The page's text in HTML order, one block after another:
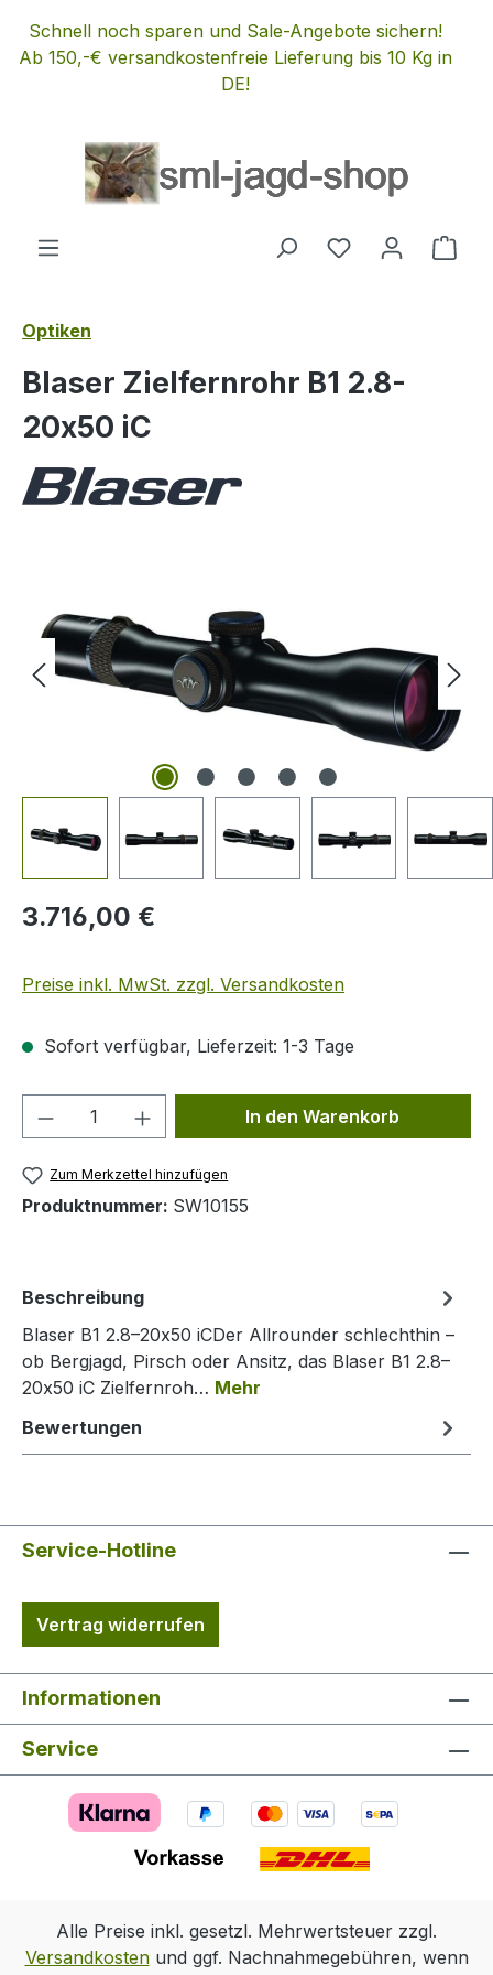
Zum Hauptinhalt springen
Schnell noch sparen und Sale-Angebote sichern!
Ab 150,-€ versandkostenfreie Lieferung bis 10 Kg in
DE!
Du hast 0
Optiken
Blaser Zielfernrohr B1 2.8-
20x50 iC
Regulärer Preis:
3.716,00 €
Preise inkl. MwSt. zzgl. Versandkosten
Sofort verfügbar, Lieferzeit: 1-3 Tage
Produkt Anzahl: Gib denIn den Warenkorb
Zum Merkzettel hinzufügen
Produktnummer: SW10155
Beschreibung
Blaser B1 2.8–20x50 iCDer Allrounder schlechthin –
ob Bergjagd, Pirsch oder Ansitz, das Blaser B1 2.8–
20x50 iC Zielfernroh… Mehr
Bewertungen
Service-Hotline
Vertrag widerrufen
Informationen
Service
Alle Preise inkl. gesetzl. Mehrwertsteuer zzgl.
Versandkostenund ggf. Nachnahmegebühren, wenn